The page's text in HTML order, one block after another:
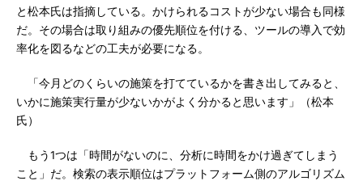
と松本氏は指摘している。かけられるコストが少ない場合も同様
だ。その場合は取り組みの優先順位を付ける、ツールの導入で効
率化を図るなどの工夫が必要になる。
「今月どのくらいの施策を打てているかを書き出してみると、
いかに施策実行量が少ないかがよく分かると思います」（松本
氏）
もう1つは「時間がないのに、分析に時間をかけ過ぎてしまう
こと」だ。検索の表示順位はプラットフォーム側のアルゴリズム